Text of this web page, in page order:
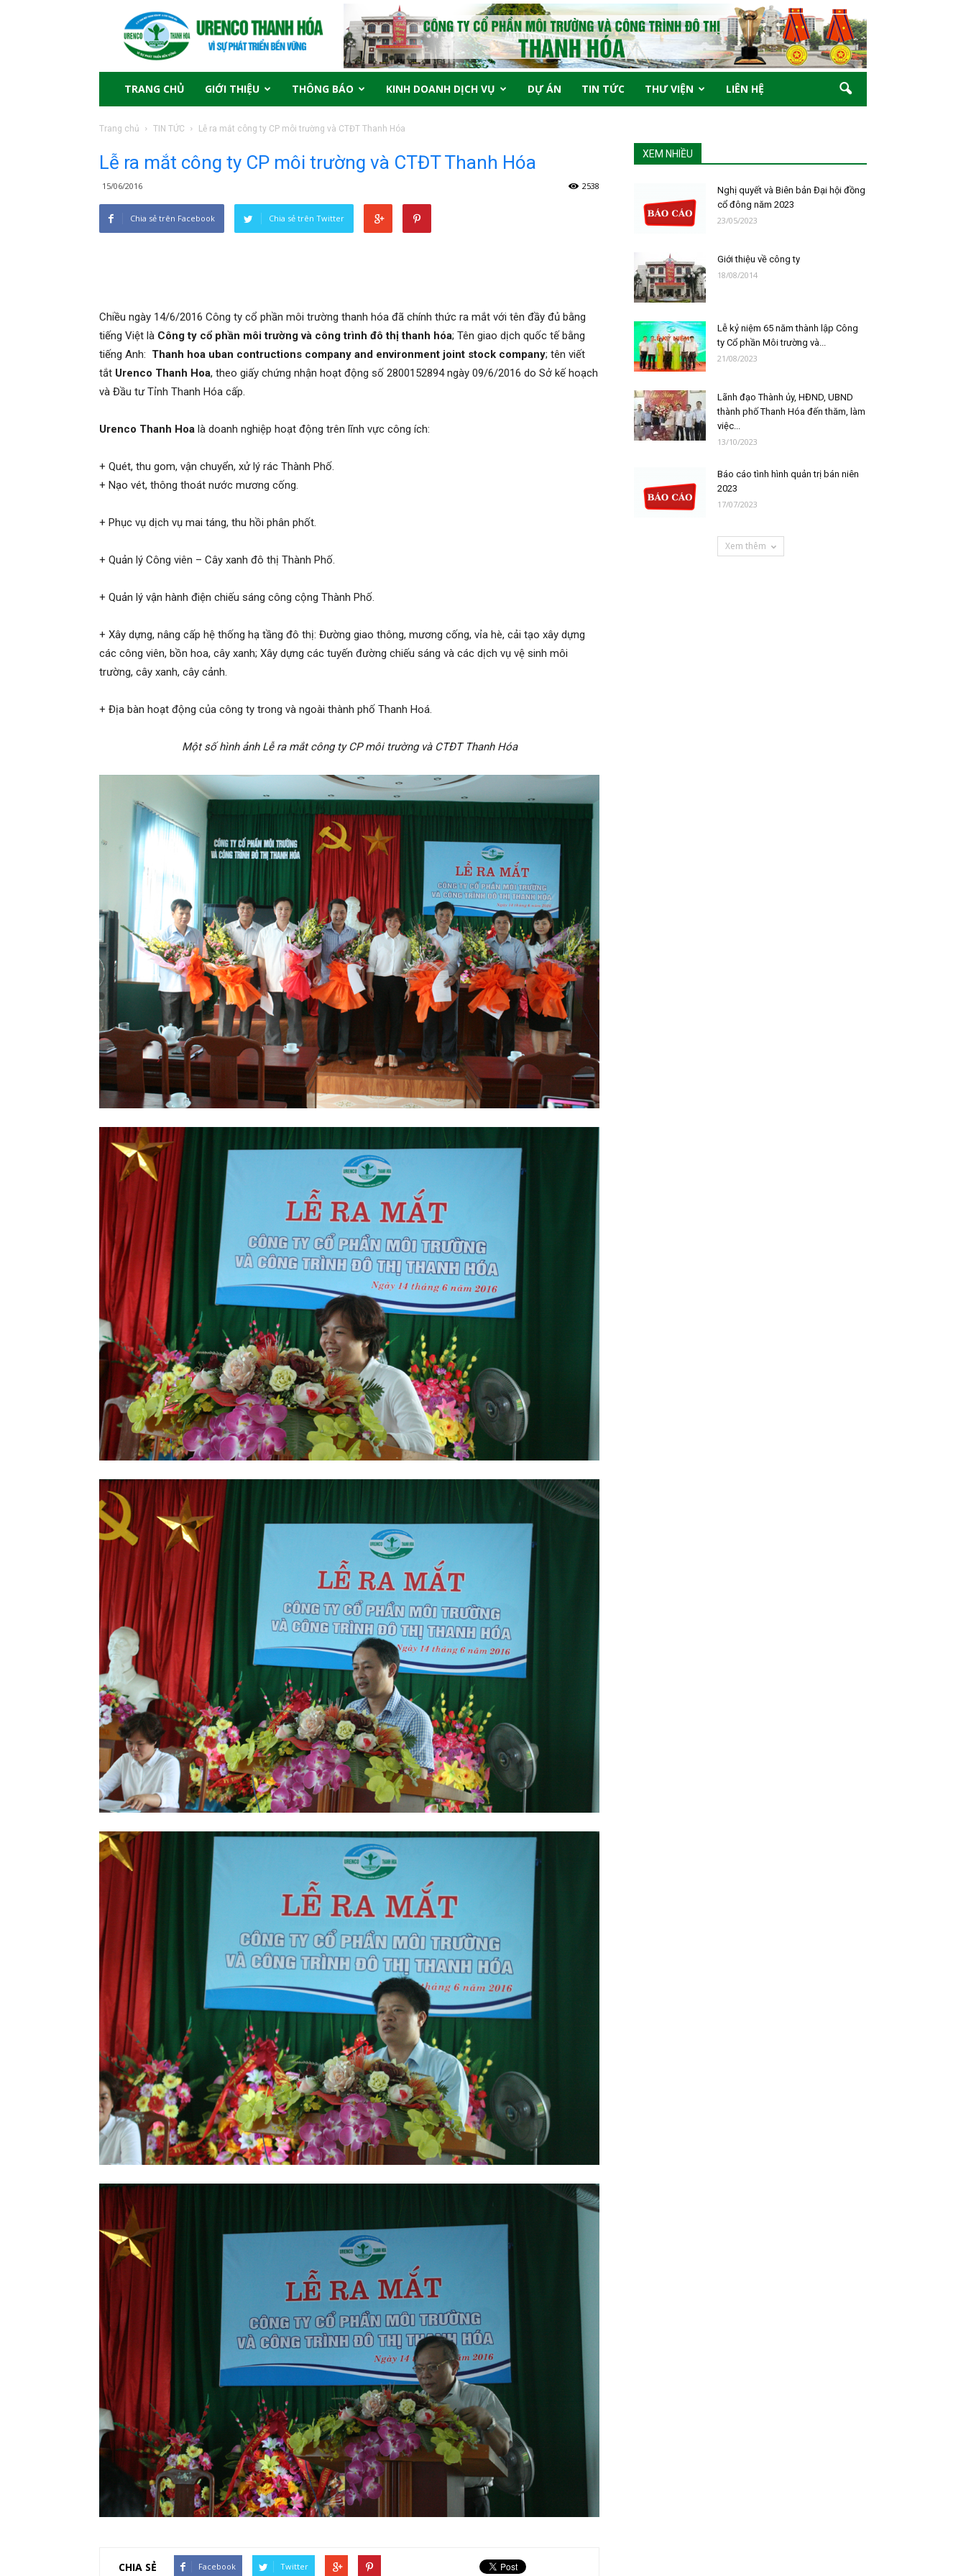
TRANG CHỦ GIỚI THIỆU THÔNG BÁO KINH DOANH DỊCH VỤ DỰ ÁN TIN TỨC THƯ VIỆN LIÊN HỆ
Trang chủ TIN TỨC Lễ ra mắt công ty CP môi trường và CTĐT Thanh Hóa
Lễ ra mắt công ty CP môi trường và CTĐT Thanh Hóa
15/06/2016 2538
Chia sẻ trên Facebook Chia sẻ trên Twitter
Chiều ngày 14/6/2016 Công ty cổ phần môi trường thanh hóa đã chính thức ra mắt với tên đầy đủ bằng
tiếng Việt là Công ty cổ phần môi trường và công trình đô thị thanh hóa; Tên giao dịch quốc tế bằng
tiếng Anh: Thanh hoa uban contructions company and environment joint stock company; tên viết
tắt Urenco Thanh Hoa, theo giấy chứng nhận hoạt động số 2800152894 ngày 09/6/2016 do Sở kế hoạch
và Đầu tư Tỉnh Thanh Hóa cấp.
Urenco Thanh Hoa là doanh nghiệp hoạt động trên lĩnh vực công ích:
+ Quét, thu gom, vận chuyển, xử lý rác Thành Phố.
+ Nạo vét, thông thoát nước mương cống.
+ Phục vụ dịch vụ mai táng, thu hồi phân phốt.
+ Quản lý Công viên – Cây xanh đô thị Thành Phố.
+ Quản lý vận hành điện chiếu sáng công cộng Thành Phố.
+ Xây dựng, nâng cấp hệ thống hạ tầng đô thị: Đường giao thông, mương cống, vỉa hè, cải tạo xây dựng
các công viên, bồn hoa, cây xanh; Xây dựng các tuyến đường chiếu sáng và các dịch vụ vệ sinh môi
trường, cây xanh, cây cảnh.
+ Địa bàn hoạt động của công ty trong và ngoài thành phố Thanh Hoá.
Một số hình ảnh Lễ ra mắt công ty CP môi trường và CTĐT Thanh Hóa
CHIA SẺ Facebook Twitter
XEM NHIỀU
Nghị quyết và Biên bản Đại hội đồng
cổ đông năm 2023
23/05/2023
Giới thiệu về công ty
18/08/2014
Lễ kỷ niệm 65 năm thành lập Công
ty Cổ phần Môi trường và...
21/08/2023
Lãnh đạo Thành ủy, HĐND, UBND
thành phố Thanh Hóa đến thăm, làm
việc...
13/10/2023
Báo cáo tình hình quản trị bán niên
2023
17/07/2023
Xem thêm